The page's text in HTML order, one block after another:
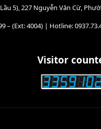
5), 227 Nguyễn Văn Cừ,
– (Ext: 4004) | Hotline:
Visitor